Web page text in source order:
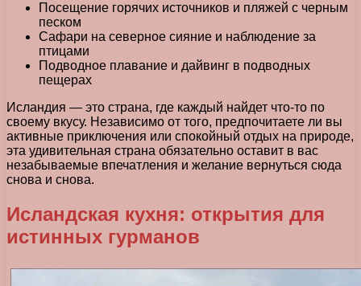
Посещение горячих источников и пляжей с черным
песком
Сафари на северное сияние и наблюдение за
птицами
Подводное плавание и дайвинг в подводных
пещерах
Исландия — это страна, где каждый найдет что-то по
своему вкусу. Независимо от того, предпочитаете ли вы
активные приключения или спокойный отдых на природе,
эта удивительная страна обязательно оставит в вас
незабываемые впечатления и желание вернуться сюда
снова и снова.
Исландская кухня: открытия для
истинных гурманов